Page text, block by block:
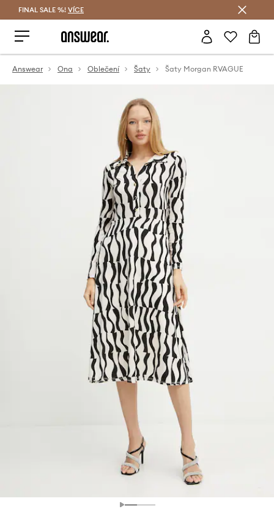
FINAL SALE %! VÍCE
Answear Ona Oblečení Šaty Šaty Morgan RVAGUE